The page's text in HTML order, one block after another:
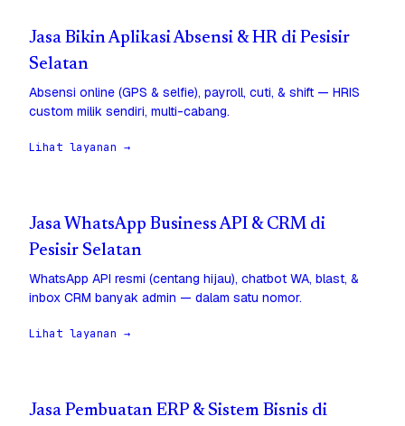
Jasa Bikin Aplikasi Absensi & HR di Pesisir
Selatan
Absensi online (GPS & selfie), payroll, cuti, & shift — HRIS
custom milik sendiri, multi-cabang.
Lihat layanan →
Jasa WhatsApp Business API & CRM di
Pesisir Selatan
WhatsApp API resmi (centang hijau), chatbot WA, blast, &
inbox CRM banyak admin — dalam satu nomor.
Lihat layanan →
Jasa Pembuatan ERP & Sistem Bisnis di